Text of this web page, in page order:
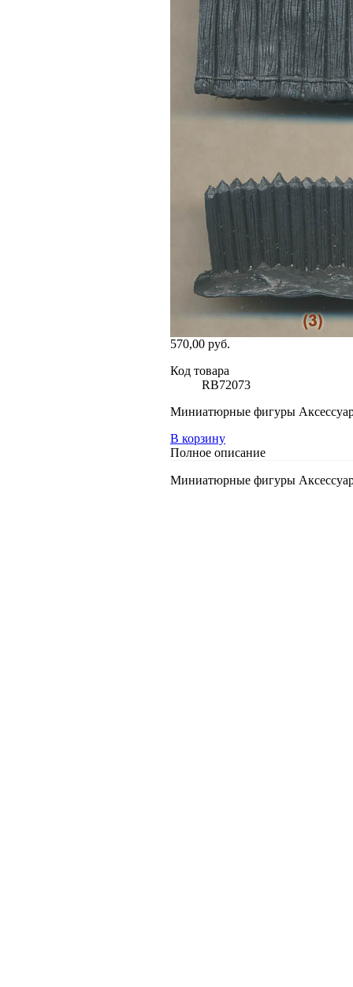
570,00 руб.
Код товара
RB72073
Миниатюрные фигуры
В корзину
Полное описание
Миниатюрные фигуры